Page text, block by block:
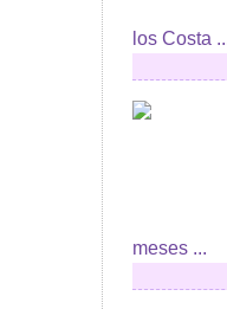
los Costa
meses ...